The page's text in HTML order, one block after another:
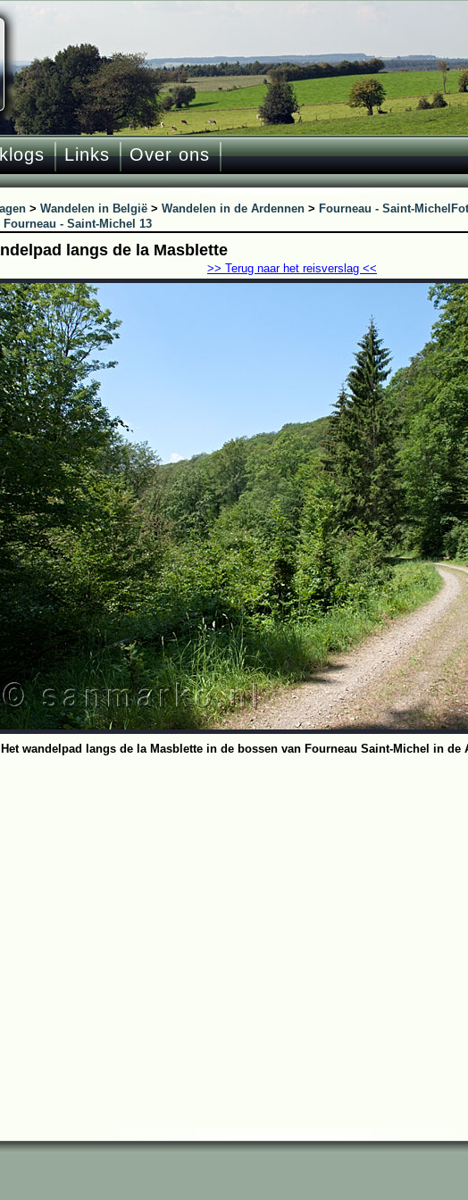
Links Over ons
> Wandelen in België > Wandelen in de Ardennen > Fourneau - Saint-Michel
Fourneau - Saint-Michel 13
langs de la Masblette
>> Terug naar het reisverslag <<
Het wandelpad langs de la Masblette in de bossen van Fourneau Saint-Michel in de